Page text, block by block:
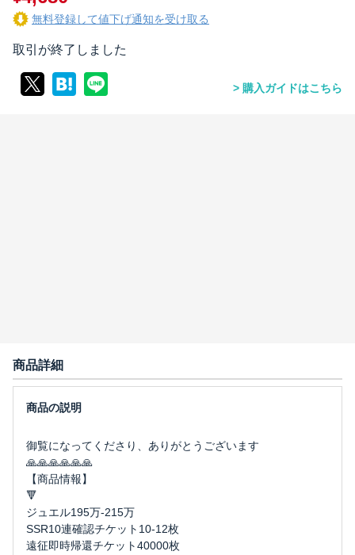
無料登録して値下げ通知を受け取る
取引が終了しました
購入ガイドはこちら
商品詳細
御覧になってくださり、ありがとうございます
🙏🙏🙏🙏🙏🙏
【商品情報】
🔻
ジュエル195万-215万
SSR10連確認チケット10-12枚
遠征即時帰還チケット40000枚